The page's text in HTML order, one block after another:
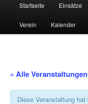
Startseite Einsätze
Verein Kalender
« Alle Veranstaltungen
Diese Veranstaltung